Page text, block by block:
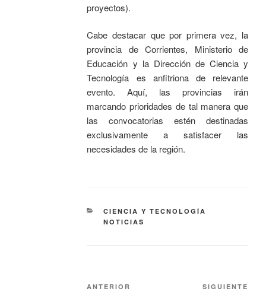
proyectos).
Cabe destacar que por primera vez, la
provincia de Corrientes, Ministerio de
Educación y la Dirección de Ciencia y
Tecnología es anfitriona de relevante
evento. Aquí, las provincias irán
marcando prioridades de tal manera que
las convocatorias estén destinadas
exclusivamente a satisfacer las
necesidades de la región.
CIENCIA Y TECNOLOGÍA
NOTICIAS
ANTERIOR SIGUIENTE